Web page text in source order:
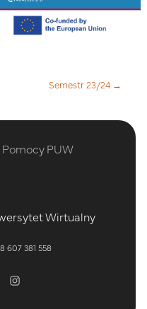
Semestr 23/24 →
PUW
Wirtualny
607 381 558